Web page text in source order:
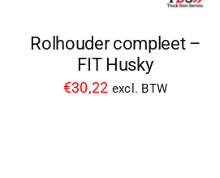
Rolhouder compleet –
FIT Husky
€30,22 excl. BTW